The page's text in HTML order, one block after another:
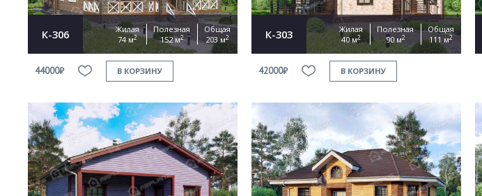
К-306
Жилая
74 м2
Полезная
152 м2
Общая
203 м2
44000₽ В КОРЗИНУ
К-303
Жилая
40 м2
Полезная
90 м2
Общая
111 м2
42000₽ В КОРЗИНУ